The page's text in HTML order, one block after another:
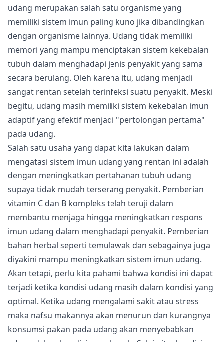
udang merupakan salah satu organisme yang
memiliki sistem imun paling kuno jika dibandingkan
dengan organisme lainnya. Udang tidak memiliki
memori yang mampu menciptakan sistem kekebalan
tubuh dalam menghadapi jenis penyakit yang sama
secara berulang. Oleh karena itu, udang menjadi
sangat rentan setelah terinfeksi suatu penyakit. Meski
begitu, udang masih memiliki sistem kekebalan imun
adaptif yang efektif menjadi "pertolongan pertama"
pada udang.
Salah satu usaha yang dapat kita lakukan dalam
mengatasi sistem imun udang yang rentan ini adalah
dengan meningkatkan pertahanan tubuh udang
supaya tidak mudah terserang penyakit. Pemberian
vitamin C dan B kompleks telah teruji dalam
membantu menjaga hingga meningkatkan respons
imun udang dalam menghadapi penyakit. Pemberian
bahan herbal seperti temulawak dan sebagainya juga
diyakini mampu meningkatkan sistem imun udang.
Akan tetapi, perlu kita pahami bahwa kondisi ini dapat
terjadi ketika kondisi udang masih dalam kondisi yang
optimal. Ketika udang mengalami sakit atau stress
maka nafsu makannya akan menurun dan kurangnya
konsumsi pakan pada udang akan menyebabkan